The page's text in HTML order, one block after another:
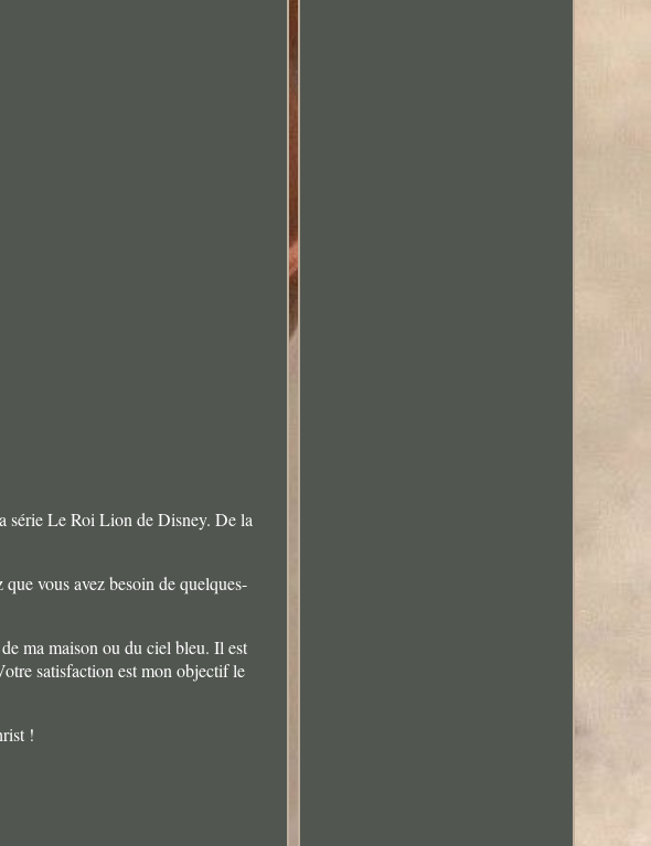
série Le Roi Lion de Disney. De la
vous avez besoin de quelques-
ma maison ou du ciel bleu. Il est
satisfaction est mon objectif le
!